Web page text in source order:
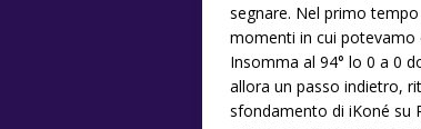
segnare. Nel primo
momenti in cui potevamo
Insomma al 94° lo 0 a 0
allora un passo indietro,
sfondamento di iKoné su